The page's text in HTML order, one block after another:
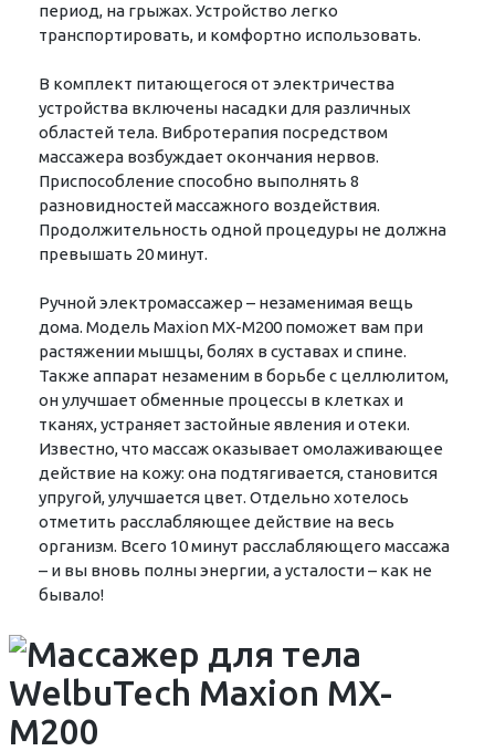
период, на грыжах. Устройство легко
транспортировать, и комфортно использовать.
В комплект питающегося от электричества
устройства включены насадки для различных
областей тела. Вибротерапия посредством
массажера возбуждает окончания нервов.
Приспособление способно выполнять 8
разновидностей массажного воздействия.
Продолжительность одной процедуры не должна
превышать 20 минут.
Ручной электромассажер – незаменимая вещь
дома. Модель Maxion MX-M200 поможет вам при
растяжении мышцы, болях в суставах и спине.
Также аппарат незаменим в борьбе с целлюлитом,
он улучшает обменные процессы в клетках и
тканях, устраняет застойные явления и отеки.
Известно, что массаж оказывает омолаживающее
действие на кожу: она подтягивается, становится
упругой, улучшается цвет. Отдельно хотелось
отметить расслабляющее действие на весь
организм. Всего 10 минут расслабляющего массажа
– и вы вновь полны энергии, а усталости – как не
бывало!